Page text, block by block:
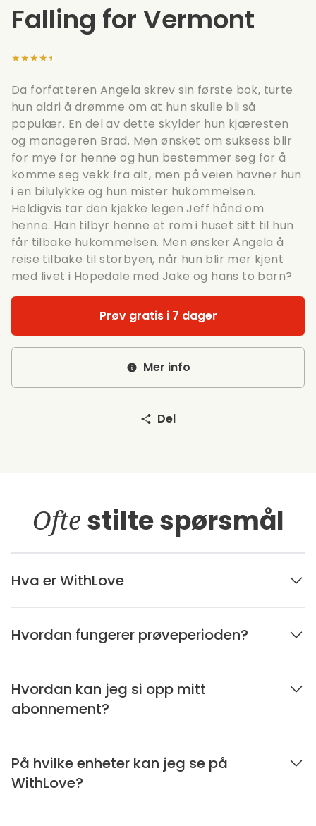
Falling for Vermont
★★★★★
Da forfatteren Angela skrev sin første bok, turte
hun aldri å drømme om at hun skulle bli så
populær. En del av dette skylder hun kjæresten
og manageren Brad. Men ønsket om suksess blir
for mye for henne og hun bestemmer seg for å
komme seg vekk fra alt, men på veien havner hun
i en bilulykke og hun mister hukommelsen.
Heldigvis tar den kjekke legen Jeff hånd om
henne. Han tilbyr henne et rom i huset sitt til hun
får tilbake hukommelsen. Men ønsker Angela å
reise tilbake til storbyen, når hun blir mer kjent
med livet i Hopedale med Jake og hans to barn?
Prøv gratis i 7 dager
Mer info
Del
Ofte stilte spørsmål
Hva er WithLove
Hvordan fungerer prøveperioden?
Hvordan kan jeg si opp mitt
abonnement?
På hvilke enheter kan jeg se på
WithLove?